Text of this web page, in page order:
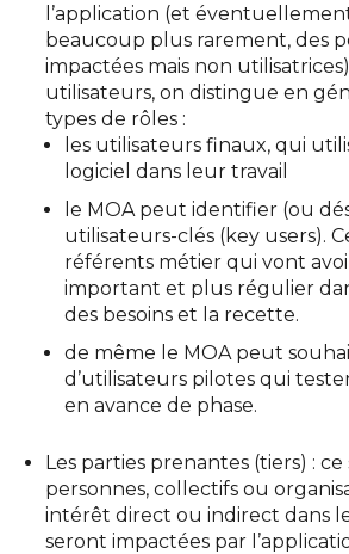
l’application (et
beaucoup plus rarement, des
impactées mais non
utilisateurs, on distingue en
types de rôles :
les utilisateurs finaux, qui
logiciel dans leur travail
le MOA peut identifier (ou
utilisateurs-clés (key users).
référents métier qui vont
important et plus régulier
des besoins et la recette.
de même le MOA peut
d’utilisateurs pilotes qui
en avance de phase.
Les parties prenantes (tiers) : ce
personnes, collectifs ou
intérêt direct ou indirect dans
seront impactées par